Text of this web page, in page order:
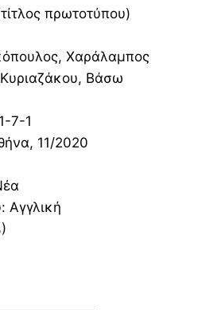
€.
πρωτοτύπου)
Χαράλαμπος
Κυριαζάκου, Βάσω
7-1
11/2020
Αγγλική